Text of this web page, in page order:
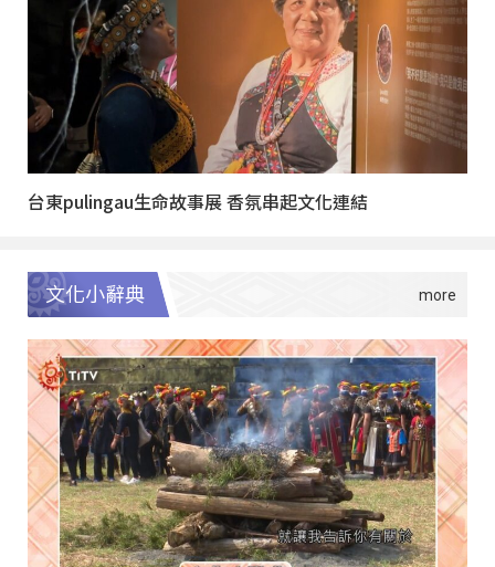
台東pulingau生命故事展 香氛串起文化連結
文化小辭典